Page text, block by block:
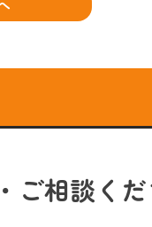
ご相談く